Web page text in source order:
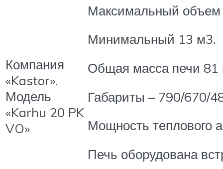
Компания
«Kastor».
Модель
«Karhu 20 PK
VO»
Максимальный
Минимальный 13 м3.
Общая масса печи 81
Габариты – 790/670/
Мощность теплового
Печь оборудована